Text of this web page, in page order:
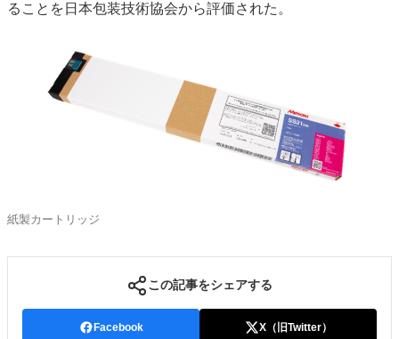
ることを日本包装技術協会から評価された。
紙製カートリッジ
この記事をシェアする
Facebook X（旧Twitter）